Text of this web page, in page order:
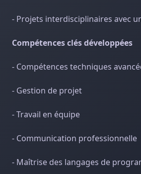
- Projets interdisciplinaires avec
Compétences clés développées
- Compétences techniques
- Gestion de projet
- Travail en équipe
- Communication professionnelle
- Maîtrise des langages de